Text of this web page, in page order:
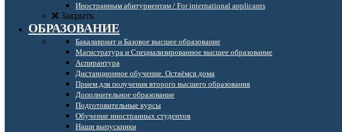
Иностранным абитуриентам / For international applicants
Закрыть
ОБРАЗОВАНИЕ
Бакалавриат и Базовое высшее образование
Магистратура и Специализированное высшее образование
Аспирантура
Дистанционное обучение. Остаёмся дома
Прием для получения второго высшего образования
Дополнительное образование
Подготовительные курсы
Обучение иностранных студентов
Наши выпускники